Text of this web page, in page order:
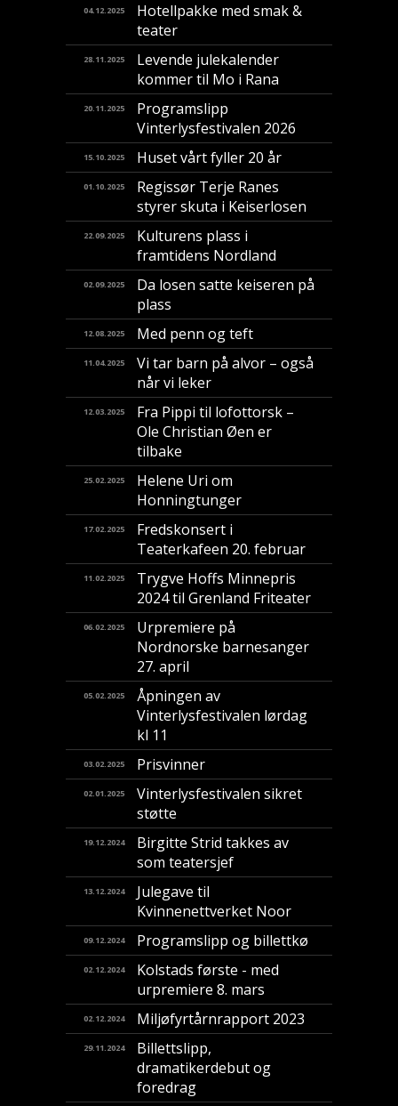
04.12.2025
Hotellpakke med smak &
teater
28.11.2025
Levende julekalender
kommer til Mo i Rana
20.11.2025
Programslipp
Vinterlysfestivalen 2026
15.10.2025 Huset vårt fyller 20 år
01.10.2025
Regissør Terje Ranes
styrer skuta i Keiserlosen
22.09.2025
Kulturens plass i
framtidens Nordland
02.09.2025
Da losen satte keiseren på
plass
12.08.2025 Med penn og teft
11.04.2025
Vi tar barn på alvor – også
når vi leker
12.03.2025
Fra Pippi til lofottorsk –
Ole Christian Øen er
tilbake
25.02.2025
Helene Uri om
Honningtunger
17.02.2025
Fredskonsert i
Teaterkafeen 20. februar
11.02.2025
Trygve Hoffs Minnepris
2024 til Grenland Friteater
06.02.2025
Urpremiere på
Nordnorske barnesanger
27. april
05.02.2025
Åpningen av
Vinterlysfestivalen lørdag
kl 11
03.02.2025 Prisvinner
02.01.2025
Vinterlysfestivalen sikret
støtte
19.12.2024
Birgitte Strid takkes av
som teatersjef
13.12.2024
Julegave til
Kvinnenettverket Noor
09.12.2024 Programslipp og billettkø
02.12.2024
Kolstads første - med
urpremiere 8. mars
02.12.2024 Miljøfyrtårnrapport 2023
29.11.2024
Billettslipp,
dramatikerdebut og
foredrag